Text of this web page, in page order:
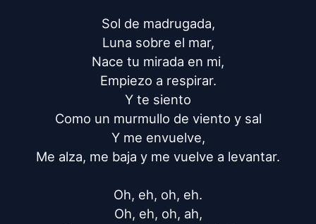
Sol de madrugada,
Luna sobre el mar,
Nace tu mirada en mi,
Empiezo a respirar.
Y te siento
Como un murmullo de viento y sal
Y me envuelve,
Me alza, me baja y me vuelve a levantar.
Oh, eh, oh, eh.
Oh, eh, oh, ah,